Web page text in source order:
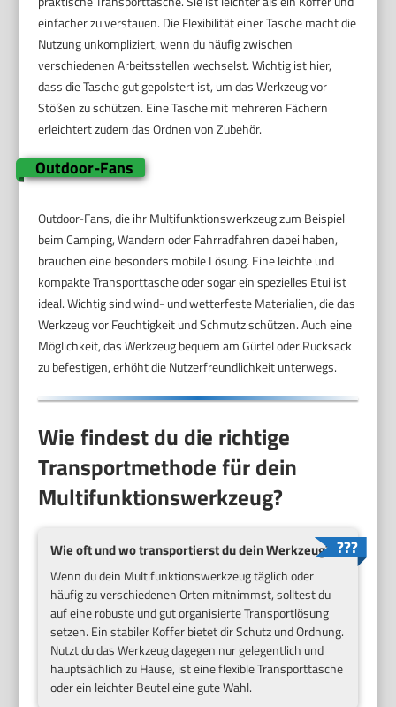
einfacher zu verstauen. Die Flexibilität einer Tasche macht die
Nutzung unkompliziert, wenn du häufig zwischen
verschiedenen Arbeitsstellen wechselst. Wichtig ist hier,
dass die Tasche gut gepolstert ist, um das Werkzeug vor
Stößen zu schützen. Eine Tasche mit mehreren Fächern
erleichtert zudem das Ordnen von Zubehör.
Outdoor-Fans
Outdoor-Fans, die ihr Multifunktionswerkzeug zum Beispiel
beim Camping, Wandern oder Fahrradfahren dabei haben,
brauchen eine besonders mobile Lösung. Eine leichte und
kompakte Transporttasche oder sogar ein spezielles Etui ist
ideal. Wichtig sind wind- und wetterfeste Materialien, die das
Werkzeug vor Feuchtigkeit und Schmutz schützen. Auch eine
Möglichkeit, das Werkzeug bequem am Gürtel oder Rucksack
zu befestigen, erhöht die Nutzerfreundlichkeit unterwegs.
Wie findest du die richtige
Transportmethode für dein
Multifunktionswerkzeug?
Wie oft und wo transportierst du dein Werkzeug?
Wenn du dein Multifunktionswerkzeug täglich oder
häufig zu verschiedenen Orten mitnimmst, solltest du
auf eine robuste und gut organisierte Transportlösung
setzen. Ein stabiler Koffer bietet dir Schutz und Ordnung.
Nutzt du das Werkzeug dagegen nur gelegentlich und
hauptsächlich zu Hause, ist eine flexible Transporttasche
oder ein leichter Beutel eine gute Wahl.